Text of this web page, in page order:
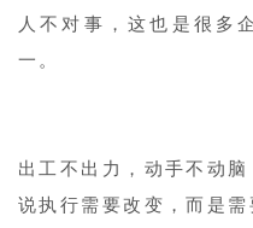
人不对事，这也是很多
一。
出工不出力，动手不动
说执行需要改变，而是需